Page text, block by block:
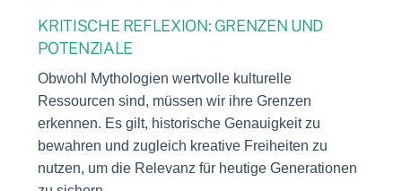
KRITISCHE REFLEXION: GRENZEN UND
POTENZIALE
Obwohl Mythologien wertvolle kulturelle
Ressourcen sind, müssen wir ihre Grenzen
erkennen. Es gilt, historische Genauigkeit zu
bewahren und zugleich kreative Freiheiten zu
nutzen, um die Relevanz für heutige Generationen